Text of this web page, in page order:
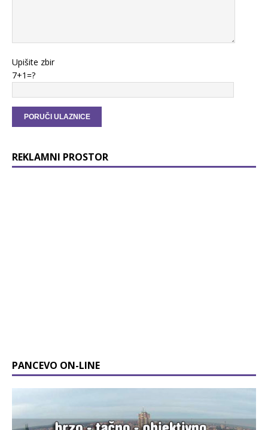
Upišite zbir
7+1=?
REKLAMNI PROSTOR
PANCEVO ON-LINE